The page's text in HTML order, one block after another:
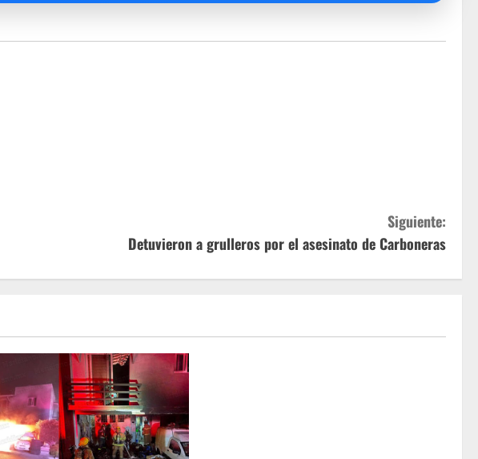
Siguiente:
Detuvieron a grulleros por el asesinato de Carboneras